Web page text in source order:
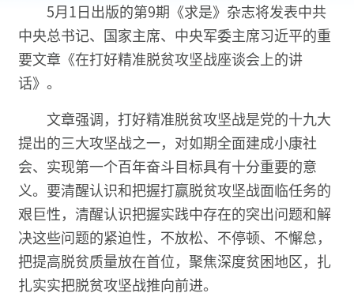
5月1日出版的第9期《求是》杂志将发表中共
中央总书记、国家主席、中央军委主席习近平的重
要文章《在打好精准脱贫攻坚战座谈会上的讲
话》。
文章强调，打好精准脱贫攻坚战是党的十九大
提出的三大攻坚战之一，对如期全面建成小康社
会、实现第一个百年奋斗目标具有十分重要的意
义。要清醒认识和把握打赢脱贫攻坚战面临任务的
艰巨性，清醒认识把握实践中存在的突出问题和解
决这些问题的紧迫性，不放松、不停顿、不懈怠，
把提高脱贫质量放在首位，聚焦深度贫困地区，扎
扎实实把脱贫攻坚战推向前进。